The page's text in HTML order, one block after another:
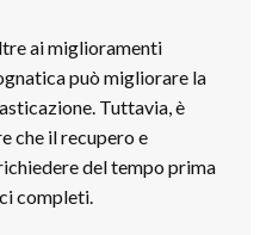
ai miglioramenti
può migliorare la
Tuttavia, è
che il recupero e
del tempo prima
completi.